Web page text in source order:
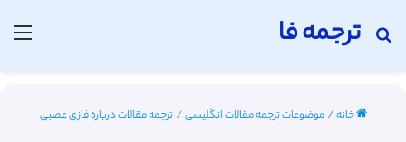
ترجمه فا
جستجو برای
خانه/موضوعات ترجمه مقالات انگلیسی/ترجمه مقالات درباره فازی عصبی